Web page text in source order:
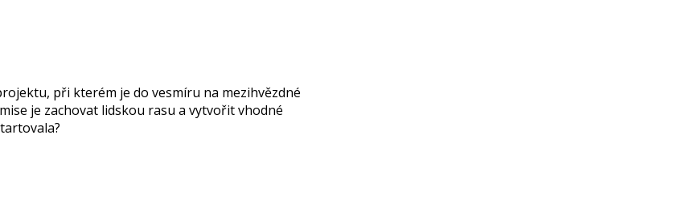
při kterém je do vesmíru na mezihvězdné
je zachovat lidskou rasu a vytvořit vhodné